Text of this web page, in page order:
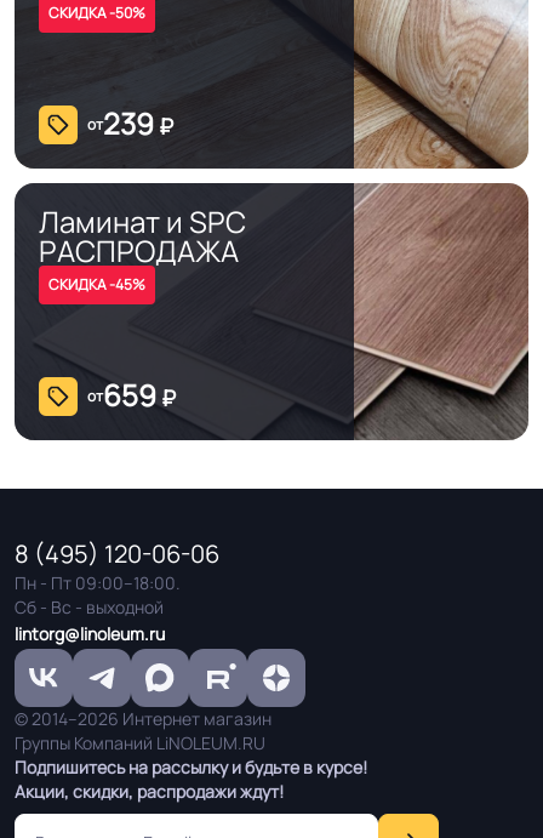
СКИДКА -50%
от239 ₽
Ламинат и SPC
РАСПРОДАЖА
СКИДКА -45%
от659 ₽
Подпишитесь на рассылку и будьте в курсе!
Акции, скидки, распродажи ждут!
8 (495) 120-06-06
Пн - Пт 09:00–18:00.
Сб - Вс - выходной
lintorg@linoleum.ru
© 2014–2026 Интернет магазин
Группы Компаний LiNOLEUM.RU